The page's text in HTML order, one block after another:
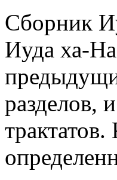
Сборник
Иуда ха-
разделов,